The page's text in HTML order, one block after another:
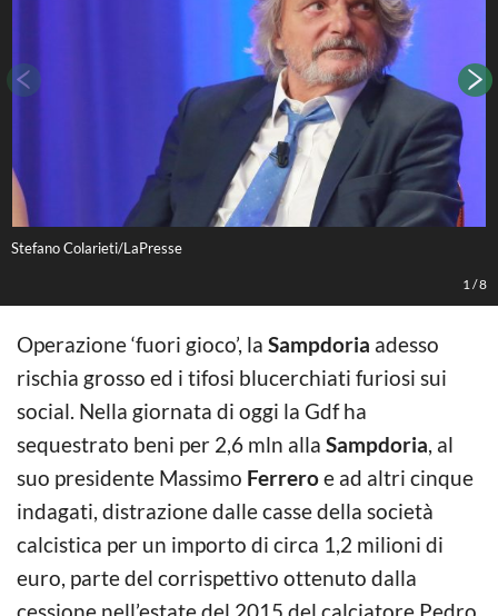
Stefano Colarieti/LaPresse
1 /8
Operazione ‘fuori gioco’, la Sampdoria adesso
rischia grosso ed i tifosi blucerchiati furiosi sui
social. Nella giornata di oggi la Gdf ha
sequestrato beni per 2,6 mln alla Sampdoria, al
suo presidente Massimo Ferreroe ad altri cinque
indagati, distrazione dalle casse della società
calcistica per un importo di circa 1,2 milioni di
euro, parte del corrispettivo ottenuto dalla